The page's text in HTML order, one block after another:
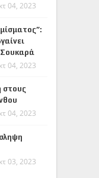
04, 2023
Σουκαρά
04, 2023
στους
04, 2023
03, 2023